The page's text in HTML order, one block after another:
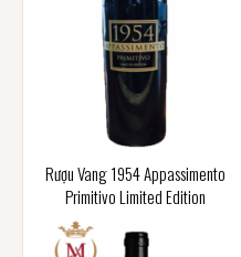
Rượu Vang 1954 Appassimento
Primitivo Limited Edition